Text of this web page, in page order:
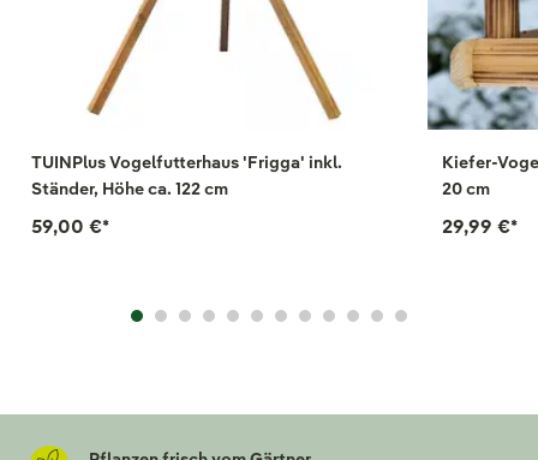
TUINPlus Vogelfutterhaus 'Frigga' inkl.
Ständer, Höhe ca. 122 cm
59,00 €*
Kiefer-
20 cm
29,99 €*